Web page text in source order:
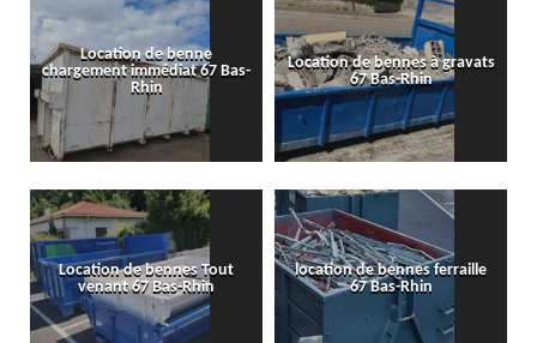
Location de benne
chargement immédiat 67 Bas-
Rhin
Location de bennes à gravats
67 Bas-Rhin
Location de bennes Tout
venant 67 Bas-Rhin
location de bennes ferraille
67 Bas-Rhin